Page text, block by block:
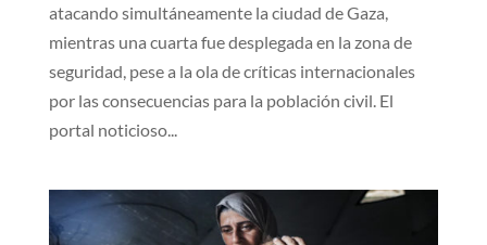
atacando simultáneamente la ciudad de Gaza,
mientras una cuarta fue desplegada en la zona de
seguridad, pese a la ola de críticas internacionales
por las consecuencias para la población civil. El
portal noticioso...